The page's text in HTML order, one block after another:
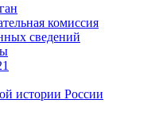
комиссия
сведений
истории России